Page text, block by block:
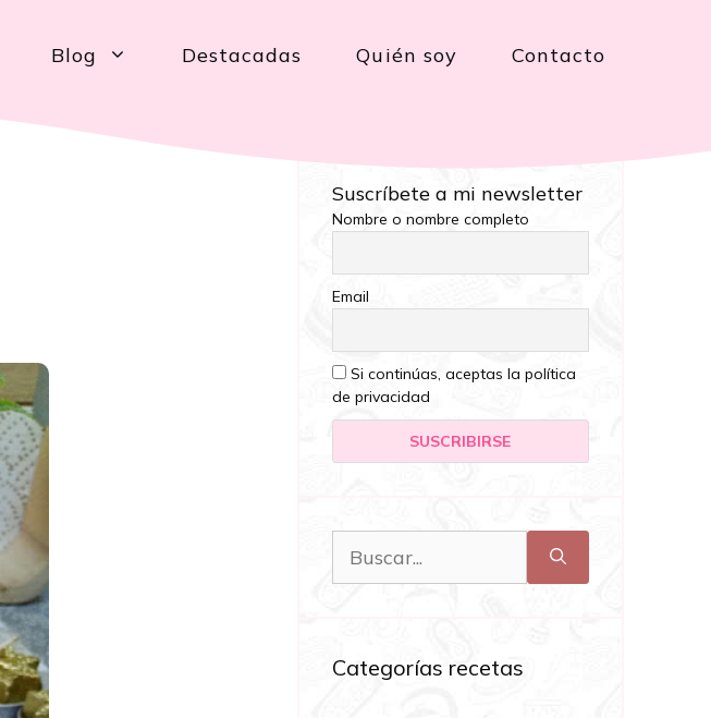
Blog Destacadas Quién soy Contacto
Suscríbete a mi newsletter
Nombre o nombre completo
Email
Si continúas, aceptas la política
de privacidad
Categorías recetas